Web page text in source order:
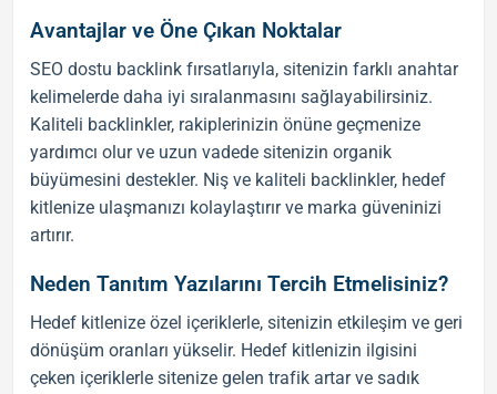
Avantajlar ve Öne Çıkan Noktalar
SEO dostu backlink fırsatlarıyla, sitenizin farklı anahtar
kelimelerde daha iyi sıralanmasını sağlayabilirsiniz.
Kaliteli backlinkler, rakiplerinizin önüne geçmenize
yardımcı olur ve uzun vadede sitenizin organik
büyümesini destekler. Niş ve kaliteli backlinkler, hedef
kitlenize ulaşmanızı kolaylaştırır ve marka güveninizi
artırır.
Neden Tanıtım Yazılarını Tercih Etmelisiniz?
Hedef kitlenize özel içeriklerle, sitenizin etkileşim ve geri
dönüşüm oranları yükselir. Hedef kitlenizin ilgisini
çeken içeriklerle sitenize gelen trafik artar ve sadık